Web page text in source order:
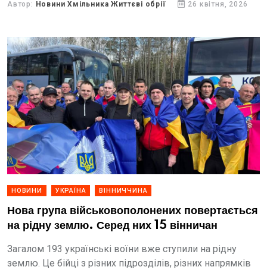
Автор: Новини Хмільника Життєві обрії 26 квітня, 2026
НОВИНИ УКРАЇНА ВІННИЧЧИНА
Нова група військовополонених повертається
на рідну землю. Серед них 15 вінничан
Загалом 193 українські воїни вже ступили на рідну
землю. Це бійці з різних підрозділів, різних напрямків